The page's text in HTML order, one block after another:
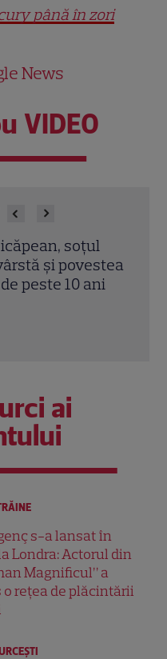
până în zori
News
VIDEO
pentru prima
deosebit a
ai
s-a lansat în
Londra: Actorul din
Magnificul” a
o rețea de plăcintării